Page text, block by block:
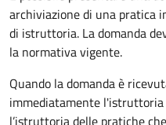
archiviazione di una pratica
di istruttoria. La domanda
la normativa vigente.
Quando la domanda è
immediatamente
l’istruttoria delle pratiche